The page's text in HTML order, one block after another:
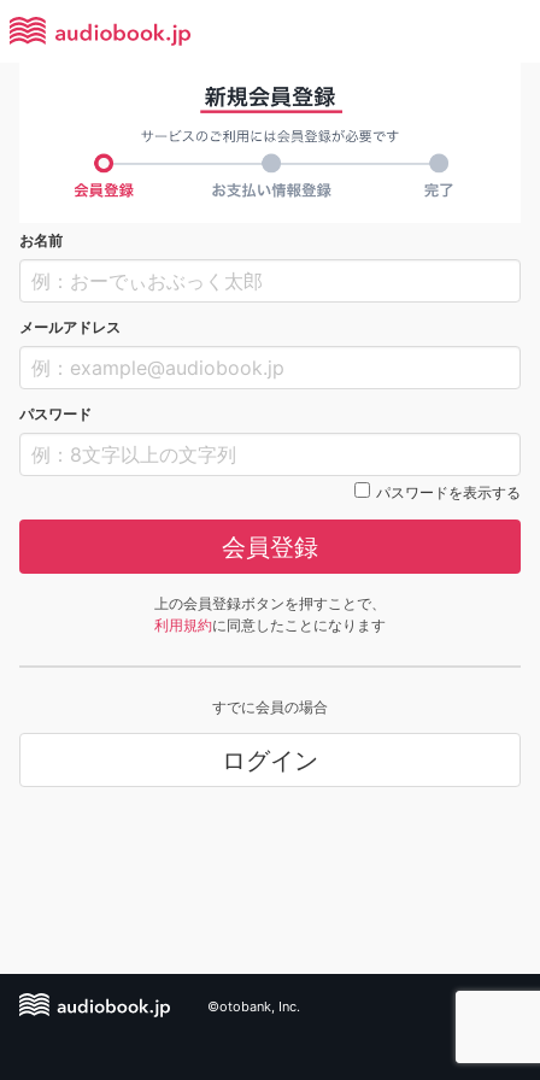
お名前
メールアドレス
パスワード
パスワードを表示する
会員登録
上の会員登録ボタンを押すことで、
利用規約に同意したことになります
すでに会員の場合
ログイン
©otobank, Inc.